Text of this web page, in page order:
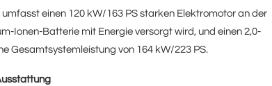
umfasst einen 120 kW/163 PS starken Elektromotor an der
Ionen-Batterie mit Energie versorgt wird, und einen 2,0-
Gesamtsystemleistung von 164 kW/223 PS.